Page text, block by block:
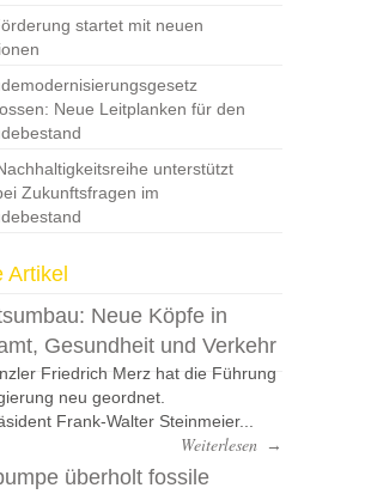
startet mit neuen
Neue Leitplanken für den
unterstützt
Zukunftsfragen im
Artikel
Neue Köpfe in
Gesundheit und Verkehr
Friedrich Merz hat die Führung
neu geordnet.
Frank-Walter Steinmeier...
Weiterlesen →
überholt fossile